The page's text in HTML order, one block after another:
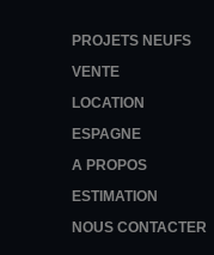
PROJETS NEUFS
VENTE
LOCATION
ESPAGNE
A PROPOS
ESTIMATION
NOUS CONTACTER